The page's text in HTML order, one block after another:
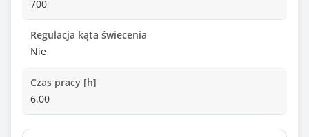
700
Regulacja kąta świecenia
Nie
Czas pracy [h]
6.00
Źródło zasilania